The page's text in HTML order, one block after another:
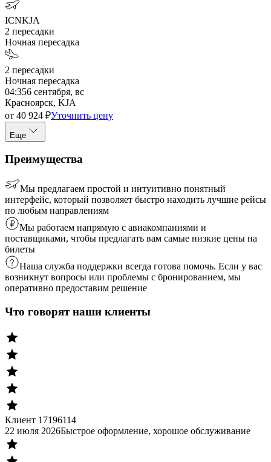
ICNKJA
2 пересадки
Ночная пересадка
2 пересадки
Ночная пересадка
04:356 сентября, вс
Красноярск, KJA
от 40 924 ₽Уточнить цену
Еще
Преимущества
Мы предлагаем простой и интуитивно понятный
интерфейс, который позволяет быстро находить лучшие рейсы
по любым направлениям
Мы работаем напрямую с авиакомпаниями и
поставщиками, чтобы предлагать вам самые низкие цены на
билеты
Наша служба поддержки всегда готова помочь. Если у вас
возникнут вопросы или проблемы с бронированием, мы
оперативно предоставим решение
Что говорят наши клиенты
Клиент 17196114
22 июля 2026Быстрое оформление, хорошое обслуживание